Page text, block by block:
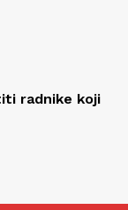
radnike koji